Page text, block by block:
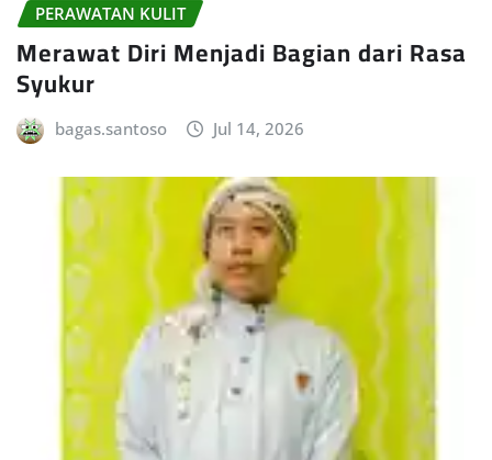
PERAWATAN KULIT
Merawat Diri Menjadi Bagian dari Rasa
Syukur
bagas.santoso Jul 14, 2026